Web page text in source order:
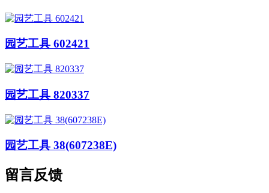
园艺工具 602421
园艺工具 820337
园艺工具 38(607238E)
留言反馈